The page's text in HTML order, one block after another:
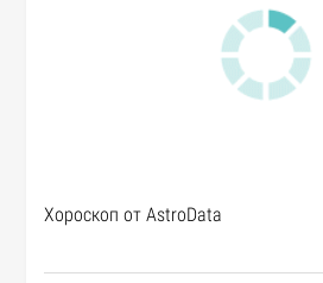
Хороскоп от AstroData